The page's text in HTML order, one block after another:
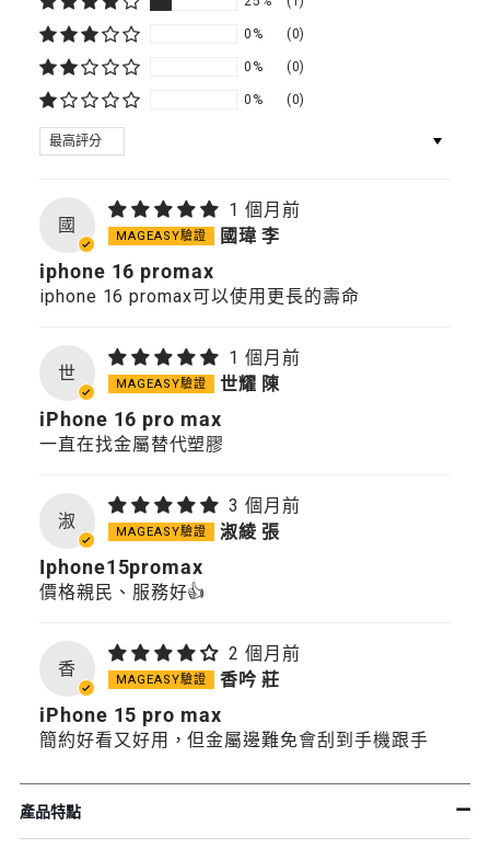
0% (0)
0% (0)
0% (0)
SORT BY
國
1 個月前
國瑋 李
iphone 16 promax
iphone 16 promax可以使用更長的壽命
世
1 個月前
世耀 陳
iPhone 16 pro max
一直在找金屬替代塑膠
淑
3 個月前
淑綾 張
Iphone15promax
價格親民、服務好👍
香
2 個月前
香吟 莊
iPhone 15 pro max
簡約好看又好用，但金屬邊難免會刮到手機跟手
產品特點